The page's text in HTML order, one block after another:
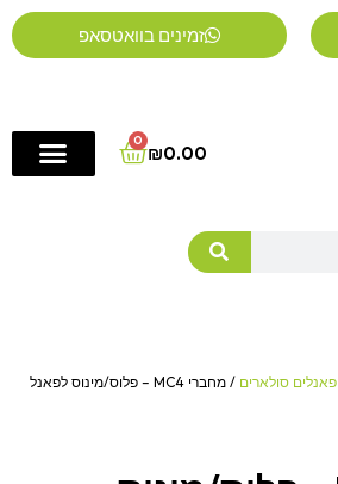
זמינים בוואטסאפ
₪0.00
0
Cart
פאנלים סולארים
/ מחברי MC4 – פלוס/מינוס לפאנל